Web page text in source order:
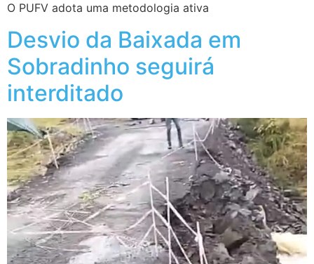
O PUFV adota uma metodologia ativa
Desvio da Baixada em
Sobradinho seguirá
interditado